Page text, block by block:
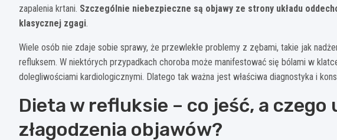
zapalenia krtani. Szczególnie niebezpieczne są objawy ze strony układu
klasycznej zgagi.
Wiele osób nie zdaje sobie sprawy, że przewlekłe problemy z zębami, takie jak
refluksem. W niektórych przypadkach choroba może manifestować się bólami w
dolegliwościami kardiologicznymi. Dlatego tak ważna jest właściwa diagnostyka i
Dieta w refluksie – co jeść, a czego
złagodzenia objawów?